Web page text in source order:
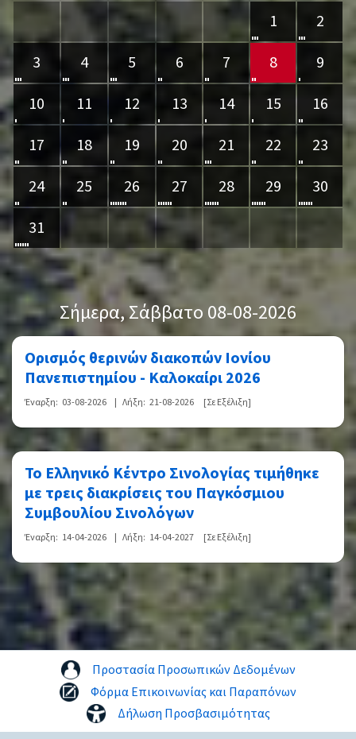
1
2
3
4 5 6 7 8
9
10
11 12 13 14 15
16
17
18 19 20 21 22
23
24
25 26 27 28 29
30
31
Σήμερα, Σάββατο 08-08-2026
Ορισμός θερινών διακοπών Ιονίου
Πανεπιστημίου - Καλοκαίρι 2026
Έναρξη: 03-08-2026 | Λήξη: 21-08-2026 [Σε Εξέλιξη]
Το Ελληνικό Κέντρο Σινολογίας τιμήθηκε
με τρεις διακρίσεις του Παγκόσμιου
Συμβουλίου Σινολόγων
Έναρξη: 14-04-2026 | Λήξη: 14-04-2027 [Σε Εξέλιξη]
Προστασία Προσωπικών Δεδομένων
Φόρμα Επικοινωνίας και Παραπόνων
Δήλωση Προσβασιμότητας